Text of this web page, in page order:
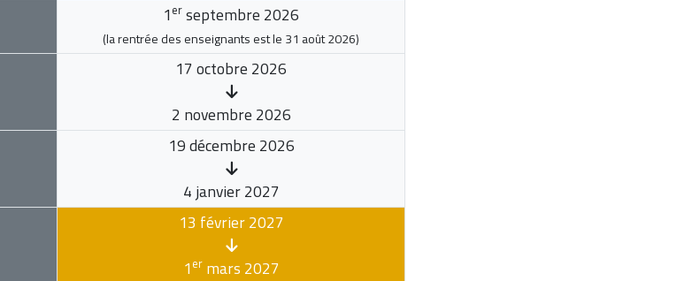
1 er septembre 2026
(la rentrée des enseignants est le 31 août 2026)
17 octobre 2026
2 novembre 2026
19 décembre 2026
4 janvier 2027
13 février 2027
1ermars 2027